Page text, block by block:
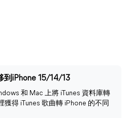
到iPhone 15/14/13
和 Mac 上將 iTunes 資料庫轉
得 iTunes 歌曲轉 iPhone 的不同